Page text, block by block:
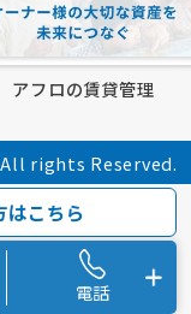
アフロの賃貸管理
rights Reserved.
はこちら
電話